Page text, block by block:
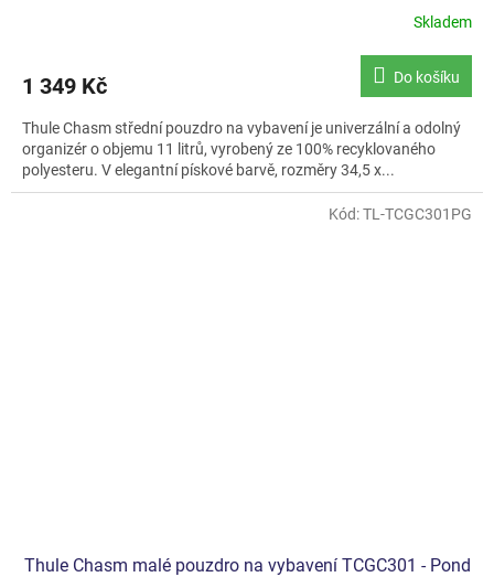
Skladem
1 349 Kč Do košíku
Thule Chasm střední pouzdro na vybavení je univerzální a odolný
organizér o objemu 11 litrů, vyrobený ze 100% recyklovaného
polyesteru. V elegantní pískové barvě, rozměry 34,5 x...
Thule Chasm malé pouzdro na vybavení TCGC301 - Pond
Kód:TL-TCGC301PG